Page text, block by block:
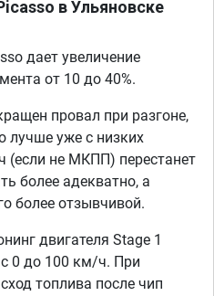
в Ульяновске
дает увеличение
от 10 до 40%.
провал при разгоне,
лучше уже с низких
(если не МКПП) перестанет
более адекватно, а
более отзывчивой.
двигателя Stage 1
0 до 100 км/ч. При
топлива после чип